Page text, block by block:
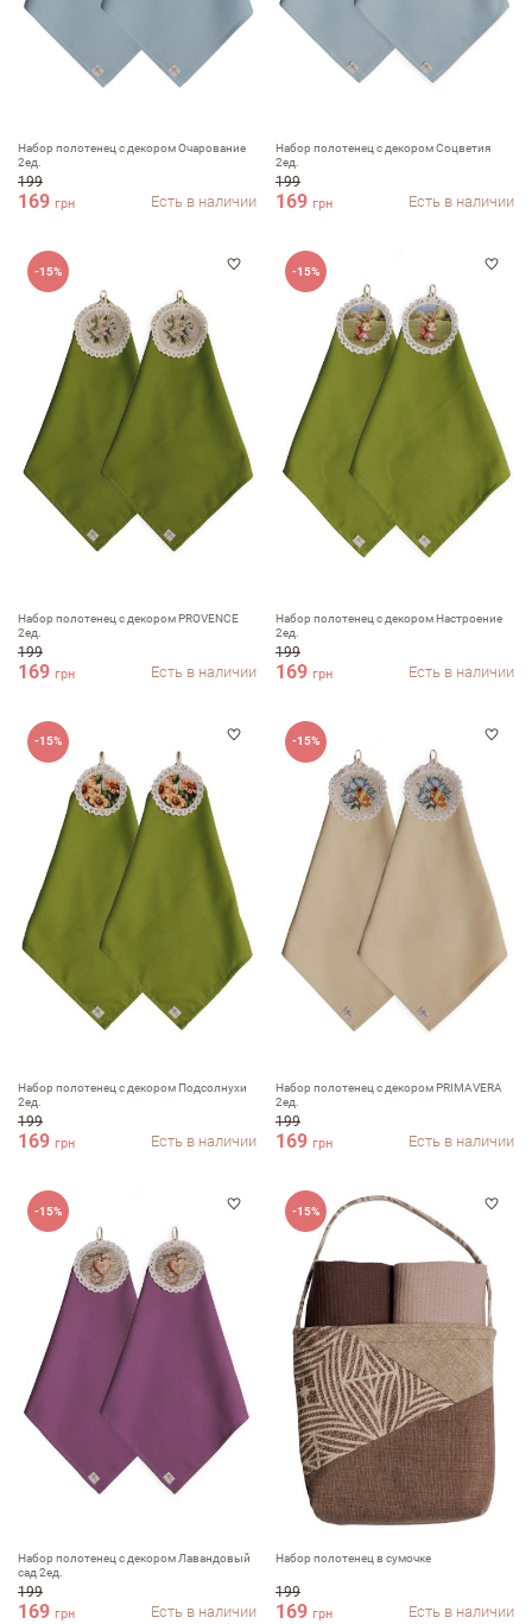
Набор полотенец с декором Очарование
2ед.
199
169 грн Есть в наличии
Набор полотенец с декором Соцветия
2ед.
199
169 грн Есть в наличии
-15%
Набор полотенец с декором PROVENCE
2ед.
199
169 грн Есть в наличии
-15%
Набор полотенец с декором Настроение
2ед.
199
169 грн Есть в наличии
-15%
Набор полотенец с декором Подсолнухи
2ед.
199
169 грн Есть в наличии
-15%
Набор полотенец с декором PRIMAVERA
2ед.
199
169 грн Есть в наличии
-15%
Набор полотенец с декором Лавандовый
сад 2ед.
199
169 грн Есть в наличии
-15%
Набор полотенец в сумочке
199
169 грн Есть в наличии